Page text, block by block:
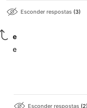
Esconder respostas 3
e
e
Esconder respostas 2